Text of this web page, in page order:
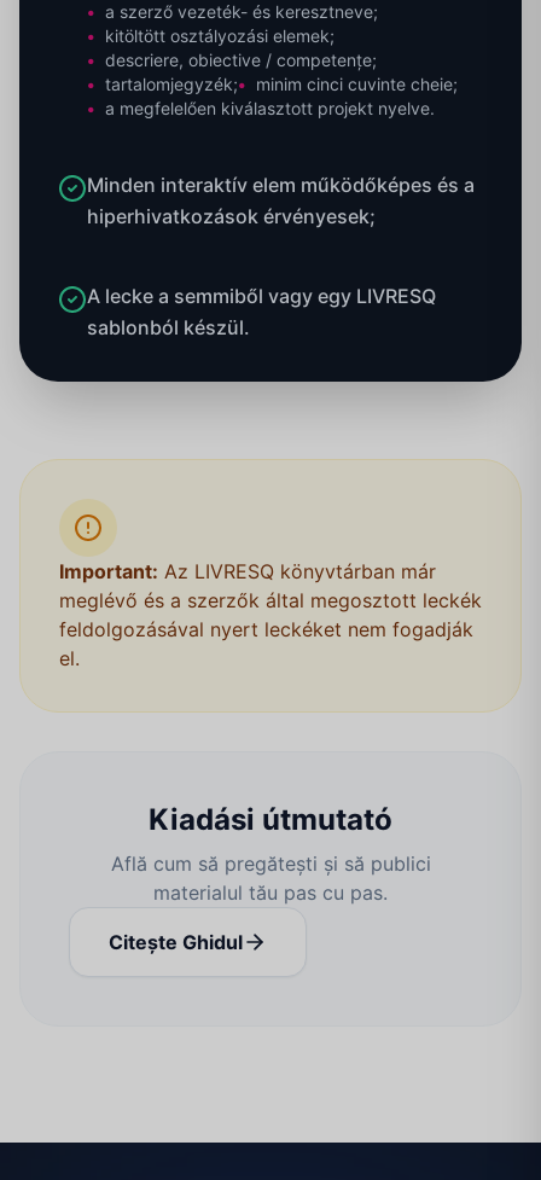
a szerző vezeték- és keresztneve;
kitöltött osztályozási elemek;
descriere, obiective / competențe;
tartalomjegyzék;
minim cinci cuvinte cheie;
a megfelelően kiválasztott projekt nyelve.
Minden interaktív elem működőképes és a
hiperhivatkozások érvényesek;
A lecke a semmiből vagy egy LIVRESQ
sablonból készül.
Important: Az LIVRESQ könyvtárban már
meglévő és a szerzők által megosztott leckék
feldolgozásával nyert leckéket nem fogadják
el.
Kiadási útmutató
Află cum să pregătești și să publici
materialul tău pas cu pas.
Citește Ghidul